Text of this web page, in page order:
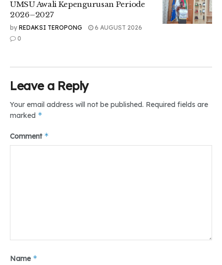
Editor : Mhd. Iqbal
Tags: #lpmteropong #mahasiswabaru
UMSU Awali Kepengurusan Periode
2026–2027
by REDAKSI TEROPONG
6 AUGUST 2026
0
Leave a Reply
Your email address will not be published. Required fields are
marked *
Comment *
Name *